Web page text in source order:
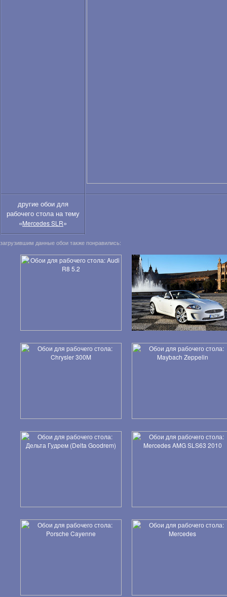
другие обои для
рабочего стола на тему
«Mercedes SLR»
загрузившим данные обои также понравились: